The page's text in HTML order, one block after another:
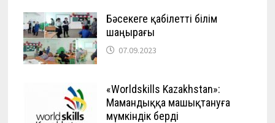
Бәсекеге қабілетті білім
шаңырағы
07.09.2023
«Worldskills Kazakhstan»:
Мамандыққа машықтануға
мүмкіндік берді